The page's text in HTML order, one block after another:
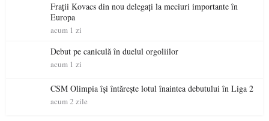
Frații Kovacs din nou delegați la meciuri importante în
Europa
acum 1 zi
Debut pe caniculă în duelul orgoliilor
acum 1 zi
CSM Olimpia își întărește lotul înaintea debutului în Liga 2
acum 2 zile